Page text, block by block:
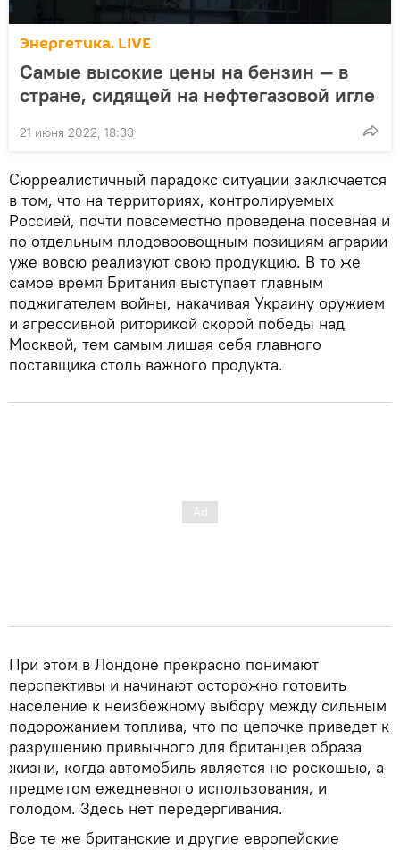
Энергетика. LIVE
Самые высокие цены на бензин — в
стране, сидящей на нефтегазовой игле
21 июня 2022, 18:33
Сюрреалистичный парадокс ситуации заключается
в том, что на территориях, контролируемых
Россией, почти повсеместно проведена посевная и
по отдельным плодовоовощным позициям аграрии
уже вовсю реализуют свою продукцию. В то же
самое время Британия выступает главным
поджигателем войны, накачивая Украину оружием
и агрессивной риторикой скорой победы над
Москвой, тем самым лишая себя главного
поставщика столь важного продукта.
При этом в Лондоне прекрасно понимают
перспективы и начинают осторожно готовить
население к неизбежному выбору между сильным
подорожанием топлива, что по цепочке приведет к
разрушению привычного для британцев образа
жизни, когда автомобиль является не роскошью, а
предметом ежедневного использования, и
голодом. Здесь нет передергивания.
Все те же британские и другие европейские